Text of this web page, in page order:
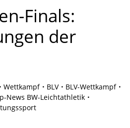
Finals:
der
Wettkampf BLV
BLV-Wettkampf
News BW-Leichtathletik